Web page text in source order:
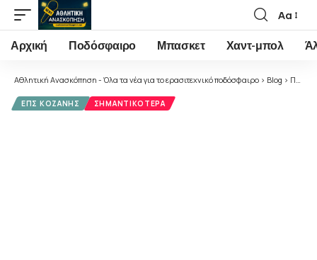
Font
Resizer
Αα
Αρχική Ποδόσφαιρο Μπασκετ Χαντ-μπολ
Αθλητική Ανασκόπηση - Όλα τα νέα για το ερασιτεχνικό ποδόσφαιρο > Blog > Ποδόσφαιρο
ΕΠΣ ΚΟΖΆΝΗΣ ΣΗΜΑΝΤΙΚΌΤΕΡΑ